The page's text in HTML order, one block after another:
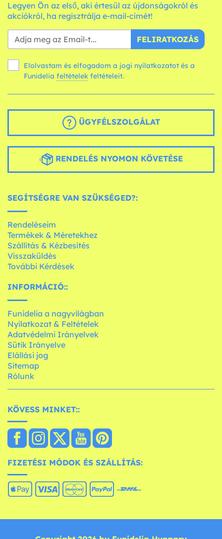
Legyen Ön az első, aki értesül az újdonságokról és
akciókról, ha regisztrálja e-mail-címét!
FELIRATKOZÁS
Elolvastam és elfogadom a jogi nyilatkozatot és a
Funidelia feltételek feltételeit.
ÜGYFÉLSZOLGÁLAT
RENDELÉS NYOMON KÖVETÉSE
SEGÍTSÉGRE VAN SZÜKSÉGED?:
Rendeléseim
Termékek & Méretekhez
Szállítás & Kézbesítés
Visszaküldés
További Kérdések
INFORMÁCIÓ::
Funidelia a nagyvilágban
Nyilatkozat & Feltételek
Adatvédelmi Irányelvek
Sütik Irányelve
Elállási jog
Sitemap
Rólunk
KÖVESS MINKET::
FIZETÉSI MÓDOK ÉS SZÁLLÍTÁS: